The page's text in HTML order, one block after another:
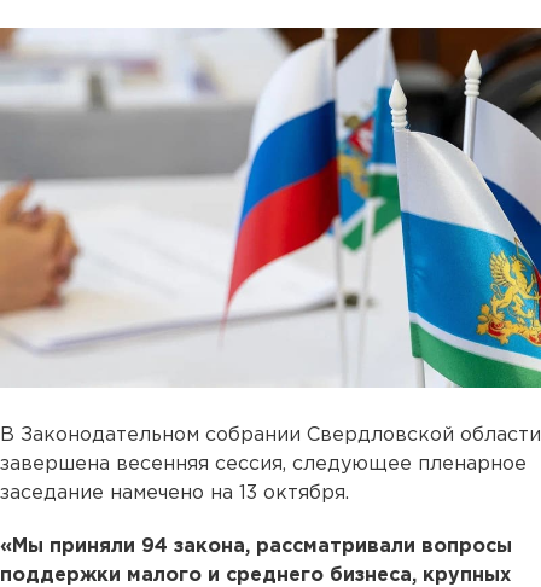
В Законодательном собрании Свердловской области
завершена весенняя сессия, следующее пленарное
заседание намечено на 13 октября.
«Мы приняли 94 закона, рассматривали вопросы
поддержки малого и среднего бизнеса, крупных